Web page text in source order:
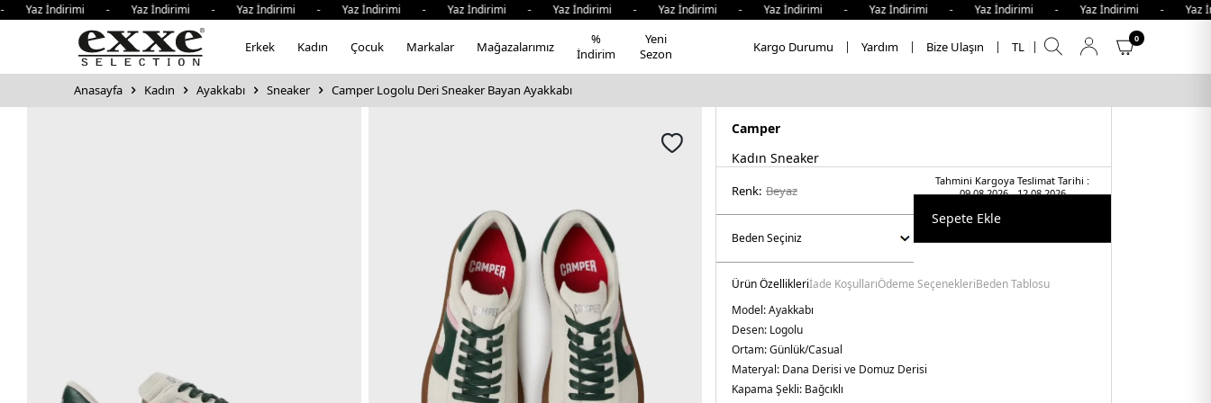
İndirimi - Yaz İndirimi - Yaz İndirimi - Yaz İndirimi - Yaz İndirimi - Yaz İndirimi - Yaz İndirimi - Yaz İndirimi - Yaz İndirimi - Yaz İndirimi - Yaz İndirimi -
Erkek Kadın Çocuk Markalar Mağazalarımız
%
İndirim
Yeni
Sezon
Kargo Durumu Yardım Bize Ulaşın TL
0
Anasayfa Kadın Ayakkabı Sneaker Camper Logolu Deri Sneaker Bayan Ayakkabı
Camper
Kadın Sneaker
Tahmini Kargoya Teslimat Tarihi :
09.08.2026 - 12.08.2026
Renk: beyaz
Sepete Ekle
Ürün Özellikleriİade KoşullarıÖdeme SeçenekleriBeden Tablosu
Model:Ayakkabı
Desen: Logolu
Ortam:Günlük/Casual
Materyal: Dana Derisi ve Domuz Derisi
Kapama Şekli: Bağcıklı